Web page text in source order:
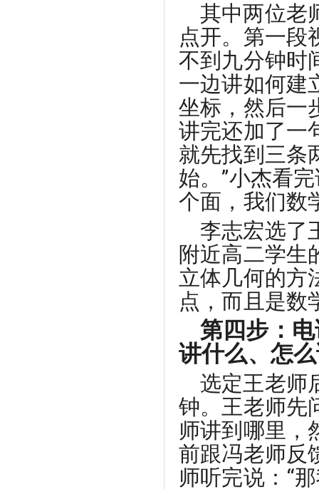
其中两位老
点开。第一段
不到九分钟时
一边讲如何建
坐标，然后一
讲完还加了一
就先找到三条
始。”小杰看
个面，我们数
李志宏选了
附近高二学生
立体几何的方
点，而且是数
第四步：
讲什么、怎
选定王老师
钟。王老师先
师讲到哪里，
前跟冯老师反
师听完说：“